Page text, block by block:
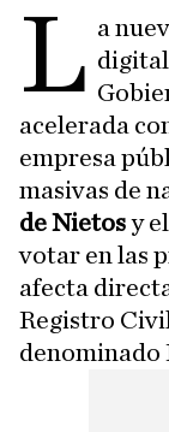
L a
digital
acelerada
empresa
masivas de
de Nietosy
votar en las
afecta
Registro
denominado